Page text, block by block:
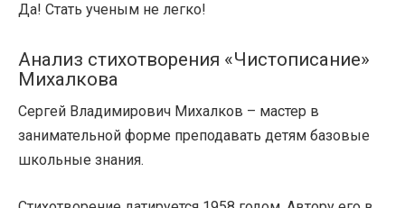
Да! Стать ученым не легко!
Анализ стихотворения «Чистописание»
Михалкова
Сергей Владимирович Михалков – мастер в
занимательной форме преподавать детям базовые
школьные знания.